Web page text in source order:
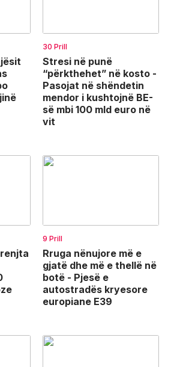
30 Prill
Stresi në punë
“përkthehet” në kosto -
Pasojat në shëndetin
mendor i kushtojnë BE-
së mbi 100 mld euro në
vit
9 Prill
Rruga nënujore më e
gjatë dhe më e thellë në
botë - Pjesë e
autostradës kryesore
europiane E39